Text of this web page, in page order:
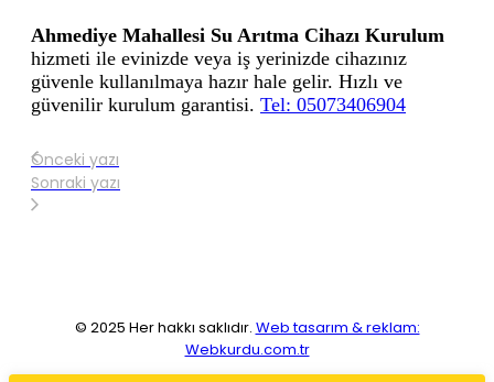
Ahmediye Mahallesi Su Arıtma Cihazı Kurulum
hizmeti ile evinizde veya iş yerinizde cihazınız
güvenle kullanılmaya hazır hale gelir. Hızlı ve
güvenilir kurulum garantisi. Tel: 05073406904
Önceki yazı
Sonraki yazı
© 2025 Her hakkı saklıdır. Web tasarım & reklam:
Webkurdu.com.tr